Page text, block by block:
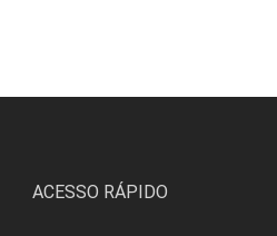
ACESSO RÁPIDO